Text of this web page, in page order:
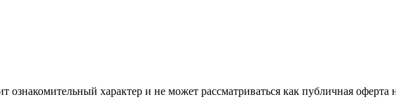
ознакомительный характер и не может рассматриваться как публичная оферта